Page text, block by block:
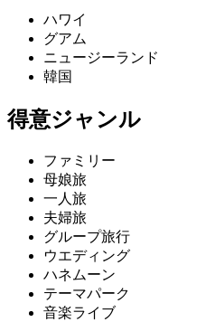
ハワイ
グアム
ニュージーランド
韓国
得意ジャンル
ファミリー
母娘旅
一人旅
夫婦旅
グループ旅行
ウエディング
ハネムーン
テーマパーク
音楽ライブ